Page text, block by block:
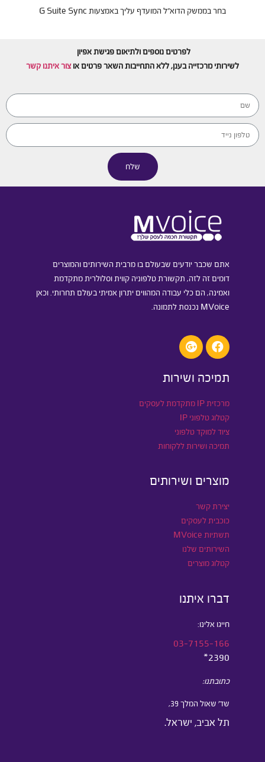
בחר בממשק הדוא"ל המועדף עליך באמצעות G Suite Sync
לפרטים נוספים ולתיאום פגישת אפיון
לשירותי מרכזייה בענן, ללא התחייבות השאר פרטים אוצור איתנו קשר
שלח
אתם שכבר יודעים שבעולם בו מרבית השירותים והמוצרים
דומים זה לזה, תקשורת טלפוניה קווית וסלולרית מתקדמת
ואמינה, הם כלי עבודה המהווים יתרון אמיתי בעולם תחרותי. וכאן
MVoice נכנסת לתמונה.
תמיכה ושירות
מרכזית IP מתקדמת לעסקים
קטלוג טלפוני IP
ציוד למוקד טלפוני
תמיכה ושירות ללקוחות
מוצרים ושירותים
יצירת קשר
כוכבית לעסקים
תשתיות MVoice
השירותים שלנו
קטלוג מוצרים
דברו איתנו
חייגו אלינו:
03-7155-166
2390*
כתובתנו:
שד’ שאול המלך 39,
תל אביב, ישראל.